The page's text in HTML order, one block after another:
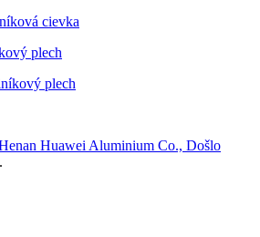
cievka
plech
plech
Huawei Aluminium Co., Došlo